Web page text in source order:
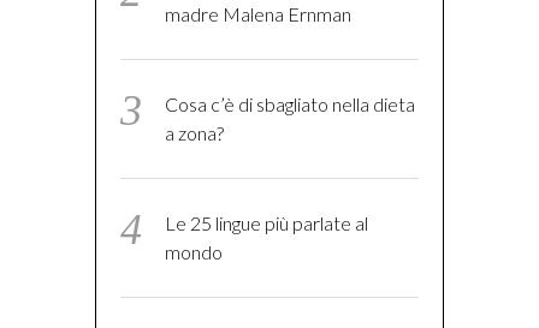
madre Malena Ernman
Cosa c’è di sbagliato nella dieta
a zona?
Le 25 lingue più parlate al
mondo